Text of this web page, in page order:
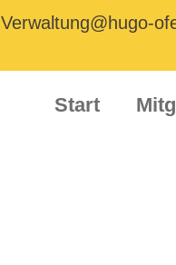
Verwaltung@hugo-
Start